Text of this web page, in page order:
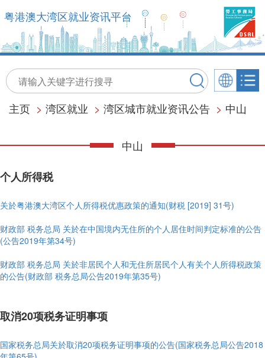
粤港澳大湾区就业资讯平台
主页 > 湾区就业 > 湾区城市就业资讯公告 > 中山
中山
个人所得税
关於粤港澳大湾区个人所得税优惠政策的通知(财税 [2019] 31号)
财政部 税务总局 关於在中国境内无住所的个人居住时间判定标准的公告
(公告2019年第34号)
财政部 税务总局 关於非居民个人和无住所居民个人有关个人所得税政策
的公告(财政部 税务总局公告2019年第35号)
取消20项税务证明事项
国家税务总局关於取消20项税务证明事项的公告(国家税务总局公告2018